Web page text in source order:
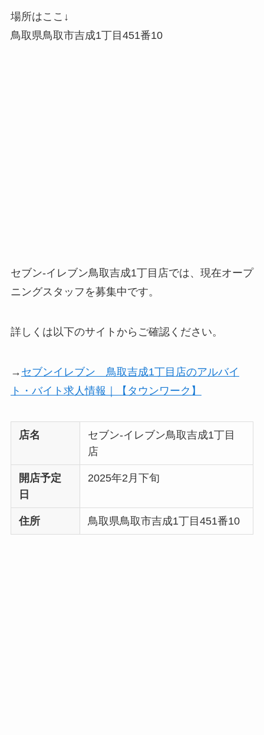
場所はここ↓
鳥取県鳥取市吉成1丁目451番10
セブン-イレブン鳥取吉成1丁目店では、現在オープ
ニングスタッフを募集中です。
詳しくは以下のサイトからご確認ください。
→ セブンイレブン 鳥取吉成1丁目店のアルバイ
ト・バイト求人情報｜【タウンワーク】
店名
セブン-イレブン鳥取吉成1丁目
店
開店予定
日
2025年2月下旬
住所 鳥取県鳥取市吉成1丁目451番10